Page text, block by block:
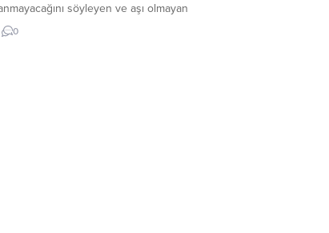
söyleyen ve aşı olmayan
Birks’ten kötü haber geldi.
nedeniyle hayatını kaybetti.
0